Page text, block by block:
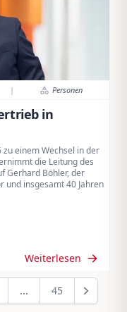
| Personen
in
zu einem Wechsel in der
die Leitung des
Gerhard Böhler, der
und insgesamt 40 Jahren
Weiterlesen
... 45 Weiter